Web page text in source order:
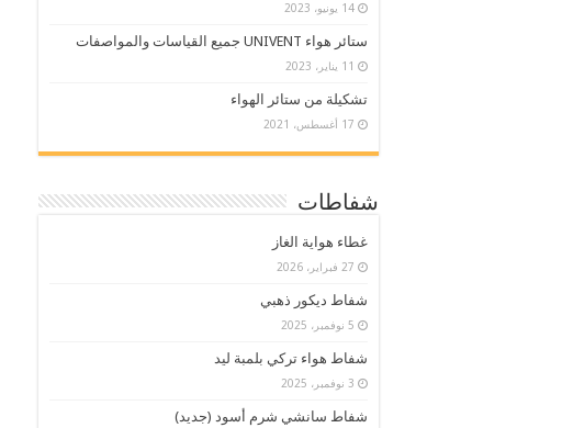
14 يونيو، 2023
ستائر هواء UNIVENT جميع القياسات والمواصفات
11 يناير، 2023
تشكيلة من ستائر الهواء
17 أغسطس، 2021
شفاطات
غطاء هواية الغاز
27 فبراير، 2026
شفاط ديكور ذهبي
5 نوفمبر، 2025
شفاط هواء تركي بلمبة ليد
3 نوفمبر، 2025
شفاط سانشي شرم أسود (جديد)